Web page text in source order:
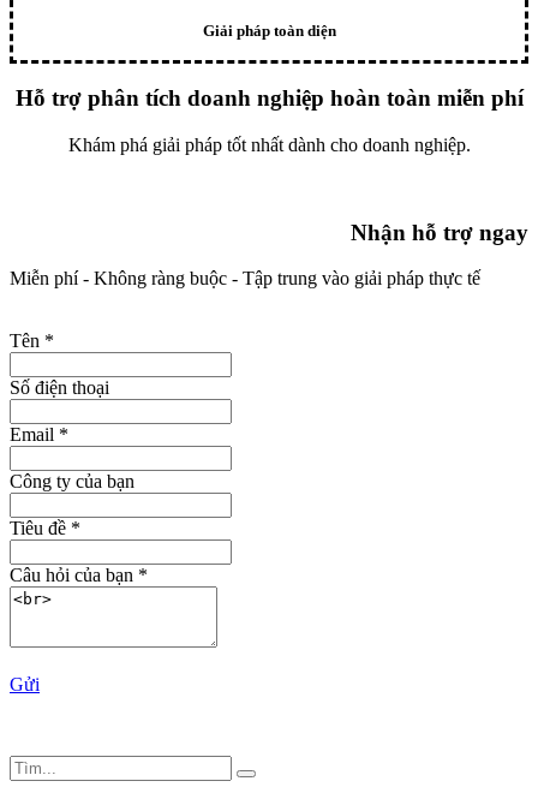
Giải pháp toàn diện
Hỗ trợ phân tích doanh nghiệp hoàn toàn miễn phí
Khám phá giải pháp tốt nhất dành cho doanh nghiệp.
Nhận hỗ trợ ngay
Miễn phí - Không ràng buộc - Tập trung vào giải pháp thực tế
Tên *
Số điện thoại
Email *
Công ty của bạn
Tiêu đề *
Câu hỏi của bạn *
Gửi